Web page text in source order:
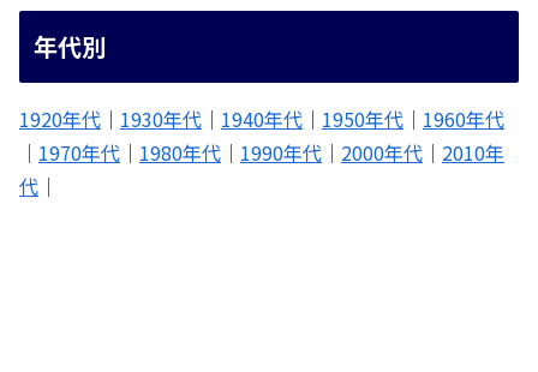
年代別
1920年代 ｜ 1930年代 ｜ 1940年代 ｜ 1950年代 ｜ 1960年代
｜ 1970年代 ｜ 1980年代 ｜ 1990年代 ｜ 2000年代 ｜ 2010年
代 ｜